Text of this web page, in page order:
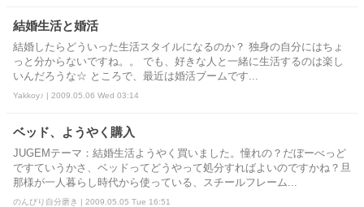
結婚生活と婚活
結婚したらどういった生活スタイルになるのか？ 独身の自分にはちょ
っと分からないですね。。 でも、好きな人と一緒に生活するのは楽し
いんだろうな☆ ところで、最近は婚活ブームです...
Yakkoy♪ | 2009.05.06 Wed 03:14
ベッド、ようやく購入
JUGEMテーマ：結婚生活ようやく買いました。憧れの？だぼーべっど
ですていうかさ、ベッドってどうやって処分すればよいのですかね？旦
那様が一人暮らし時代から使っている、スチールフレーム...
のんびり自分磨き | 2009.05.05 Tue 16:51